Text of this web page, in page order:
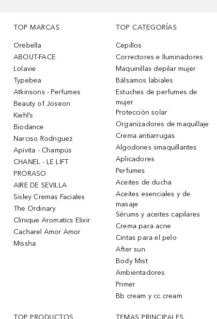
TOP MARCAS
Orebella
ABOUT-FACE
Lolavie
Typebea
Atkinsons - Perfumes
Beauty of Joseon
Kiehl’s
Biodance
Narciso Rodriguez
Apivita - Champús
CHANEL - LE LIFT
PRORASO
AIRE DE SEVILLA
Sisley Cremas Faciales
The Ordinary
Clinique Aromatics Elixir
Cacharel Amor Amor
Missha
TOP CATEGORÍAS
Cepillos
Correctores e Iluminadores
Maquinillas depilar mujer
Bálsamos labiales
Estuches de perfumes de
mujer
Protección solar
Organizadores de maquillaje
Crema antiarrugas
Algodones smaquillantes
Aplicadores
Perfumes
Aceites de ducha
Aceites esenciales y de
masaje
Sérums y aceites capilares
Crema para acne
Cintas para el pelo
After sun
Body Mist
Ambientadores
Primer
Bb cream y cc cream
TOP PRODUCTOS TEMAS PRINCIPALES